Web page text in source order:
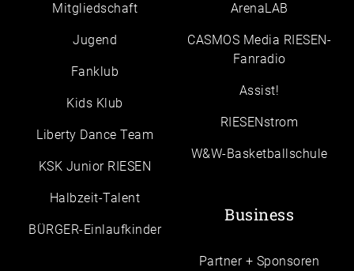
Mitgliedschaft
Jugend
Fanklub
Kids Klub
Liberty Dance Team
KSK Junior RIESEN
Halbzeit-Talent
BÜRGER-Einlaufkinder
ArenaLAB
CASMOS Media RIESEN-
Fanradio
Assist!
RIESENstrom
W&W-Basketballschule
Business
Partner + Sponsoren